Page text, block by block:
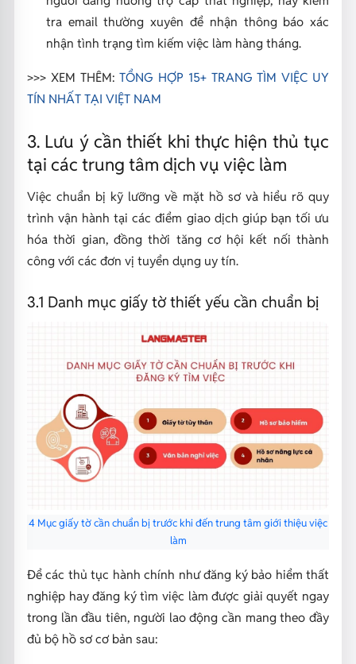
tra email thường xuyên để nhận thông báo xác
nhận tình trạng tìm kiếm việc làm hàng tháng.
>>> XEM THÊM:TỔNG HỢP 15+ TRANG TÌM VIỆC UY
TÍN NHẤT TẠI VIỆT NAM
3. Lưu ý cần thiết khi thực hiện thủ tục
tại các trung tâm dịch vụ việc làm
Việc chuẩn bị kỹ lưỡng về mặt hồ sơ và hiểu rõ quy
trình vận hành tại các điểm giao dịch giúp bạn tối ưu
hóa thời gian, đồng thời tăng cơ hội kết nối thành
công với các đơn vị tuyển dụng uy tín.
3.1 Danh mục giấy tờ thiết yếu cần chuẩn bị
4 Mục giấy tờ cần chuẩn bị trước khi đến trung tâm giới thiệu việc
làm
Để các thủ tục hành chính như đăng ký bảo hiểm thất
nghiệp hay đăng ký tìm việc làm được giải quyết ngay
trong lần đầu tiên, người lao động cần mang theo đầy
đủ bộ hồ sơ cơ bản sau: